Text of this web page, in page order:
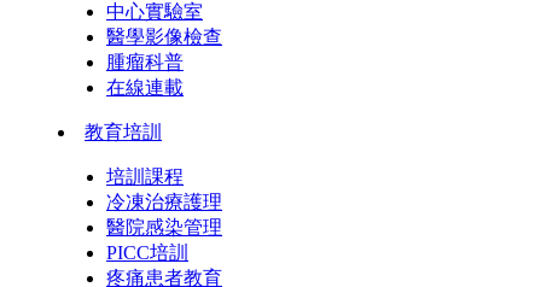
中心實驗室
醫學影像檢查
腫瘤科普
在線連載
教育培訓
培訓課程
冷凍治療護理
醫院感染管理
PICC培訓
疼痛患者教育